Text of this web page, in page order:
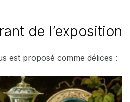
de l’exposition
est proposé comme délices :